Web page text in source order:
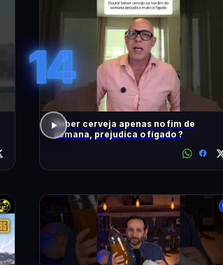
14
Beber cerveja apenas no fim de
semana, prejudica o fígado ?